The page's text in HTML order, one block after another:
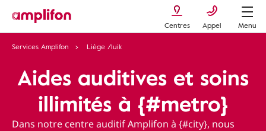
Centres Appel
Menu
Services Amplifon
Liège /luik
Aides auditives et soins
illimités à {#metro}
Dans notre centre auditif Amplifon à {#city}, nous